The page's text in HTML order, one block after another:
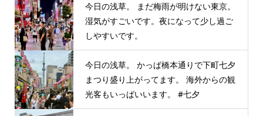
今日の浅草。 まだ梅雨が明けない東京。
湿気がすごいです。夜になって少し過ご
しやすいです。
今日の浅草。 かっぱ橋本通りで下町七夕
まつり盛り上がってます。 海外からの観
光客もいっぱいいます。 #七夕